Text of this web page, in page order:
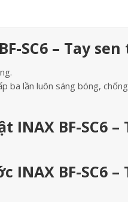
SC6 – Tay sen
ba lần luôn sáng bóng,
INAX BF-SC6 –
INAX BF-SC6 –